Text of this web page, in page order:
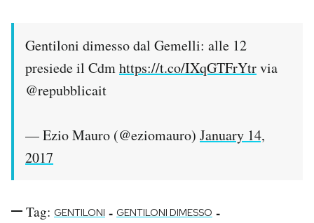
Gentiloni dimesso dal Gemelli: alle 12
presiede il Cdmhttps://t.co/IXqGTFrYtrvia
@repubblicait
— Ezio Mauro (@eziomauro) January 14,
2017
Tag: GENTILONI - GENTILONI DIMESSO -